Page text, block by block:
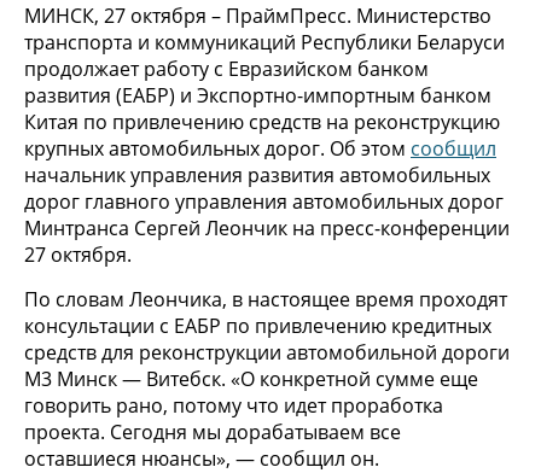
МИНСК, 27 октября – ПраймПресс. Министерство
транспорта и коммуникаций Республики Беларуси
продолжает работу с Евразийском банком
развития (ЕАБР) и Экспортно-импортным банком
Китая по привлечению средств на реконструкцию
крупных автомобильных дорог. Об этом сообщил
начальник управления развития автомобильных
дорог главного управления автомобильных дорог
Минтранса Сергей Леончик на пресс-конференции
27 октября.
По словам Леончика, в настоящее время проходят
консультации с ЕАБР по привлечению кредитных
средств для реконструкции автомобильной дороги
М3 Минск — Витебск. «О конкретной сумме еще
говорить рано, потому что идет проработка
проекта. Сегодня мы дорабатываем все
оставшиеся нюансы», — сообщил он.